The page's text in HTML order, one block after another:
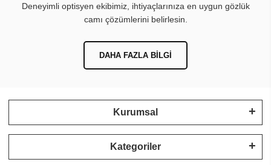
Deneyimli optisyen ekibimiz, ihtiyaçlarınıza en uygun gözlük
camı çözümlerini belirlesin.
DAHA FAZLA BILGI
Kurumsal
Kategoriler